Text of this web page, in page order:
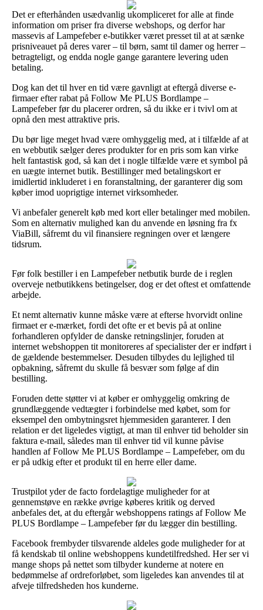
Det er efterhånden usædvanlig ukompliceret for alle at finde
information om priser fra diverse webshops, og derfor har
massevis af Lampefeber e-butikker været presset til at at sænke
prisniveauet på deres varer – til børn, samt til damer og herrer –
betragteligt, og endda nogle gange garantere levering uden
betaling.
Dog kan det til hver en tid være gavnligt at eftergå diverse e-
firmaer efter rabat på Follow Me PLUS Bordlampe –
Lampefeber før du placerer ordren, så du ikke er i tvivl om at
opnå den mest attraktive pris.
Du bør lige meget hvad være omhyggelig med, at i tilfælde af at
en webbutik sælger deres produkter for en pris som kan virke
helt fantastisk god, så kan det i nogle tilfælde være et symbol på
en uægte internet butik. Bestillinger med betalingskort er
imidlertid inkluderet i en foranstaltning, der garanterer dig som
køber imod uoprigtige internet virksomheder.
Vi anbefaler generelt køb med kort eller betalinger med mobilen.
Som en alternativ mulighed kan du anvende en løsning fra fx
ViaBill, såfremt du vil finansiere regningen over et længere
tidsrum.
Før folk bestiller i en Lampefeber netbutik burde de i reglen
overveje netbutikkens betingelser, dog er det oftest et omfattende
arbejde.
Et nemt alternativ kunne måske være at efterse hvorvidt online
firmaet er e-mærket, fordi det ofte er et bevis på at online
forhandleren opfylder de danske retningslinjer, foruden at
internet webshoppen tit monitoreres af specialister der er indført i
de gældende bestemmelser. Desuden tilbydes du lejlighed til
opbakning, såfremt du skulle få besvær som følge af din
bestilling.
Foruden dette støtter vi at køber er omhyggelig omkring de
grundlæggende vedtægter i forbindelse med købet, som for
eksempel den ombytningsret hjemmesiden garanterer. I den
relation er det ligeledes vigtigt, at man til enhver tid beholder sin
faktura e-mail, således man til enhver tid vil kunne påvise
handlen af Follow Me PLUS Bordlampe – Lampefeber, om du
er på udkig efter et produkt til en herre eller dame.
Trustpilot yder de facto fordelagtige muligheder for at
gennemstøve en række øvrige køberes kritik og derved
anbefales det, at du eftergår webshoppens ratings af Follow Me
PLUS Bordlampe – Lampefeber før du lægger din bestilling.
Facebook frembyder tilsvarende aldeles gode muligheder for at
få kendskab til online webshoppens kundetilfredshed. Her ser vi
mange shops på nettet som tilbyder kunderne at notere en
bedømmelse af ordreforløbet, som ligeledes kan anvendes til at
afveje tilfredsheden hos kunderne.